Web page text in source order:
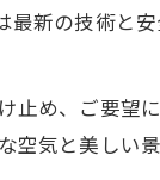
最新の技術と
め、ご要望
気と美しい